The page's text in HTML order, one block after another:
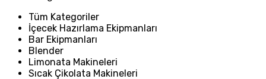
Tüm Kategoriler
İçecek Hazırlama Ekipmanları
Bar Ekipmanları
Blender
Limonata Makineleri
Sıcak Çikolata Makineleri